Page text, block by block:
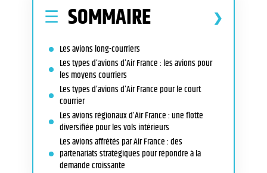
SOMMAIRE
Les avions long-courriers
Les types d’avions d’Air France : les avions pour
les moyens courriers
Les types d’avions d’Air France pour le court
courrier
Les avions régionaux d’Air France : une flotte
diversifiée pour les vols intérieurs
Les avions affrétés par Air France : des
partenariats stratégiques pour répondre à la
demande croissante